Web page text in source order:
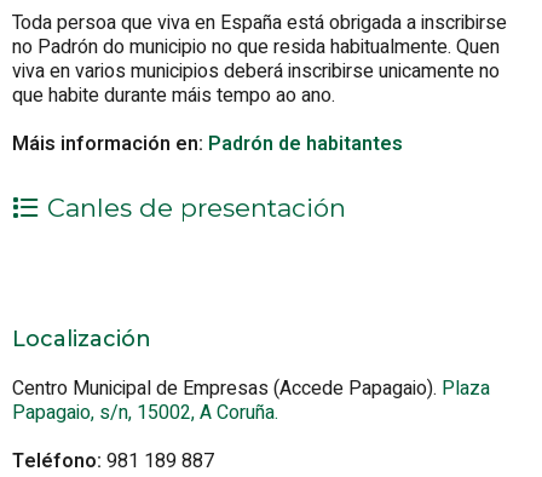
Toda persoa que viva en España está obrigada a inscribirse
no Padrón do municipio no que resida habitualmente. Quen
viva en varios municipios deberá inscribirse unicamente no
que habite durante máis tempo ao ano.
Máis información en: Padrón de habitantes
Canles de presentación
Localización
Centro Municipal de Empresas (Accede Papagaio). Plaza
Papagaio, s/n, 15002, A Coruña.
Teléfono: 981 189 887